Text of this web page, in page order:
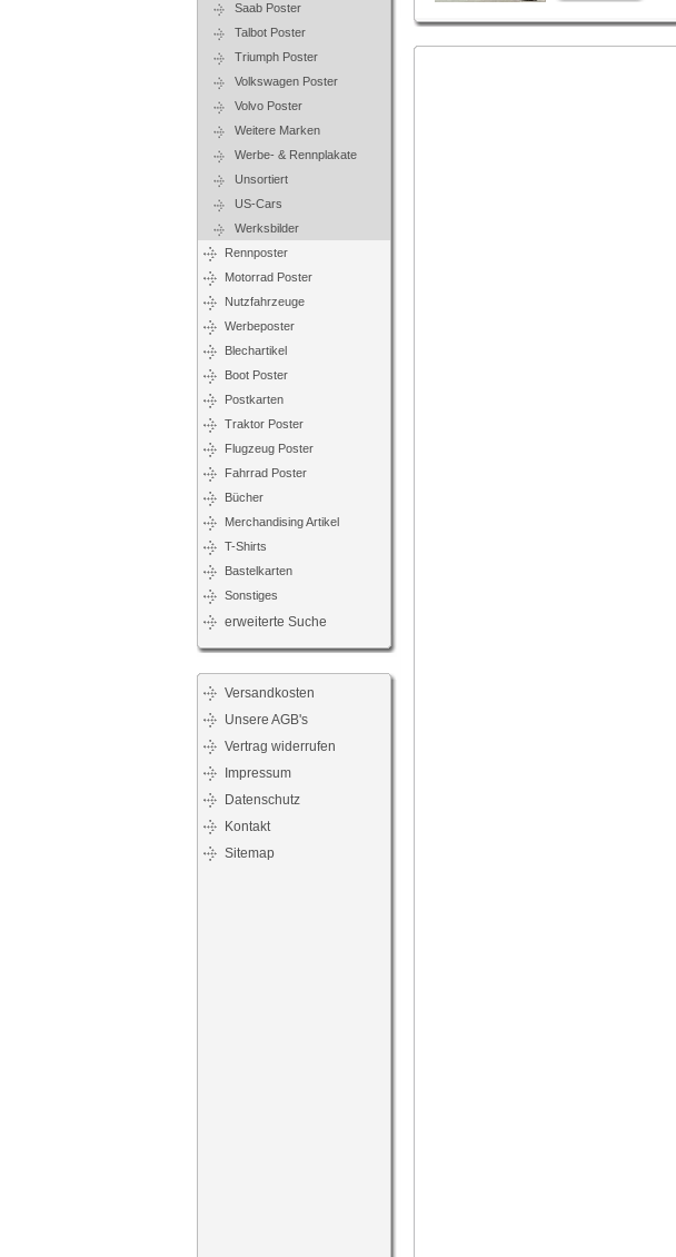
Saab Poster
Talbot Poster
Triumph Poster
Volkswagen Poster
Volvo Poster
Weitere Marken
Werbe- & Rennplakate
Unsortiert
US-Cars
Werksbilder
Rennposter
Motorrad Poster
Nutzfahrzeuge
Werbeposter
Blechartikel
Boot Poster
Postkarten
Traktor Poster
Flugzeug Poster
Fahrrad Poster
Bücher
Merchandising Artikel
T-Shirts
Bastelkarten
Sonstiges
erweiterte Suche
Versandkosten
Unsere AGB's
Vertrag widerrufen
Impressum
Datenschutz
Kontakt
Sitemap